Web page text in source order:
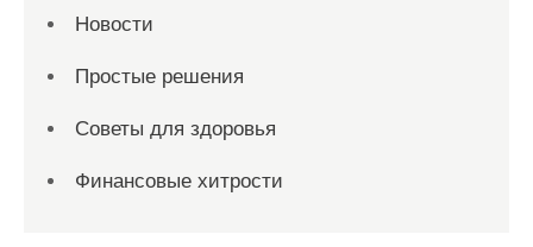
Новости
Простые решения
Советы для здоровья
Финансовые хитрости